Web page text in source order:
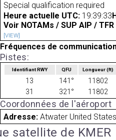
Special qualification required
Heure actuelle UTC: 19:39:33
Voir NOTAMs / SUP AIP /
[VIEW]
Fréquences de
Pistes:
Identifiant RWY QFU Longueur(ft)
13 141° 11802
31
321° 11802
Coordonnées de l'aéroport
Adresse: Atwater United States
satellite de KMER